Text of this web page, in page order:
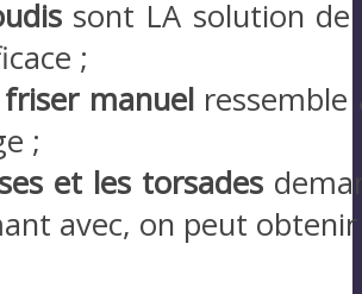
sont LA solution de
;
manuelressemble
;
et les torsades
avec, on peut